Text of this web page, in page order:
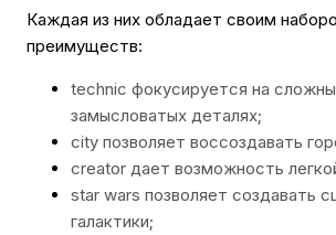
Каждая из них обладает своим
преимуществ:
technic фокусируется на
замысловатых деталях;
city позволяет воссоздавать
creator дает возможность
star wars позволяет создавать
галактики;